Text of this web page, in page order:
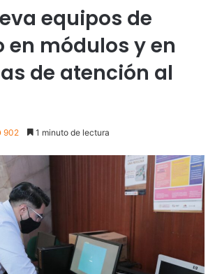
equipos de
en módulos y en
de atención al
902 1 minuto de lectura